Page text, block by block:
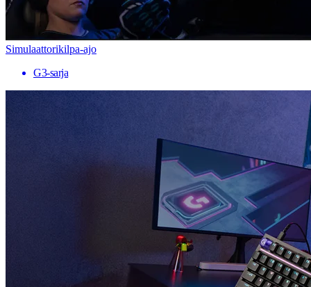
Simulaattorikilpa-ajo
G3-sarja